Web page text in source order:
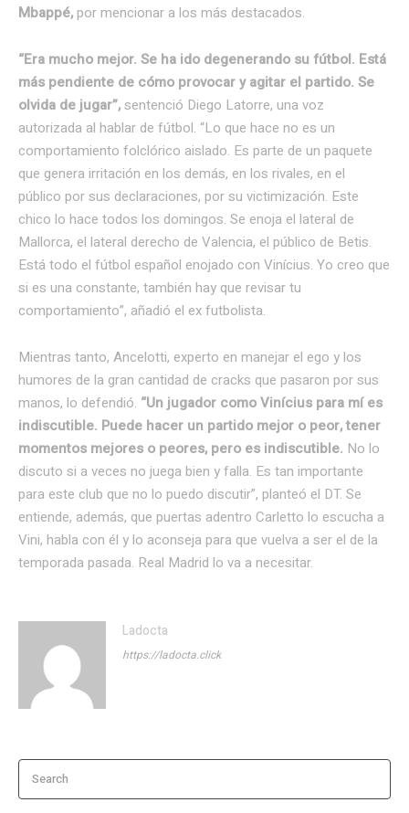
Mbappé, por mencionar a los más destacados.
“Era mucho mejor. Se ha ido degenerando su fútbol. Está
más pendiente de cómo provocar y agitar el partido. Se
olvida de jugar”,sentenció Diego Latorre, una voz
autorizada al hablar de fútbol. “Lo que hace no es un
comportamiento folclórico aislado. Es parte de un paquete
que genera irritación en los demás, en los rivales, en el
público por sus declaraciones, por su victimización. Este
chico lo hace todos los domingos. Se enoja el lateral de
Mallorca, el lateral derecho de Valencia, el público de Betis.
Está todo el fútbol español enojado con Vinícius. Yo creo que
si es una constante, también hay que revisar tu
comportamiento”, añadió el ex futbolista.
Mientras tanto, Ancelotti, experto en manejar el ego y los
humores de la gran cantidad de cracks que pasaron por sus
manos, lo defendió. “Un jugador como Vinícius para mí es
indiscutible. Puede hacer un partido mejor o peor, tener
momentos mejores o peores, pero es indiscutible. No lo
discuto si a veces no juega bien y falla. Es tan importante
para este club que no lo puedo discutir”, planteó el DT. Se
entiende, además, que puertas adentro Carletto lo escucha a
Vini, habla con él y lo aconseja para que vuelva a ser el de la
temporada pasada. Real Madrid lo va a necesitar.
Ladocta
https://ladocta.click
Search